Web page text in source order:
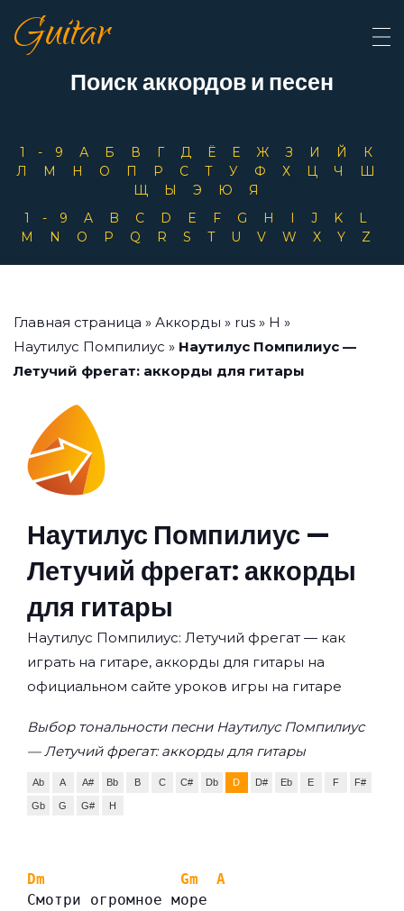
Guitar
Поиск аккордов и песен
1-9 А Б В Г Д Ё Е Ж З И Й
К
Л
М Н О П Р С Т У Ф Х Ц Ч
Ш
Щ
Ы Э Ю
Я
1-9
A B C D E F G H I J K
L
M
N O P Q R S T U V W X Y Z
Главная страница » Аккорды » rus » Н »
Наутилус Помпилиус » Наутилус Помпилиус —
Летучий фрегат: аккорды для гитары
Наутилус Помпилиус —
Летучий фрегат: аккорды
для гитары
Наутилус Помпилиус: Летучий фрегат — как
играть на гитаре, аккорды для гитары на
официальном сайте уроков игры на гитаре
Выбор тональности песни Наутилус Помпилиус
— Летучий фрегат: аккорды для гитары
Ab A A# Bb B C C# Db D D# Eb E F F#
Gb G G# H
Dm Gm
A
Смотри огромное море